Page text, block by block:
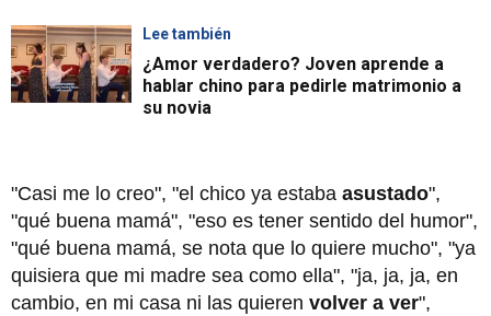
Lee también
¿Amor verdadero? Joven aprende a
hablar chino para pedirle matrimonio a
su novia
"Casi me lo creo", "el chico ya estaba asustado",
"qué buena mamá", "eso es tener sentido del humor",
"qué buena mamá, se nota que lo quiere mucho", "ya
quisiera que mi madre sea como ella", "ja, ja, ja, en
cambio, en mi casa ni las quieren volver a ver",